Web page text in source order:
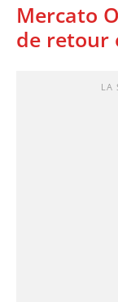
Mercato
de retour
LA